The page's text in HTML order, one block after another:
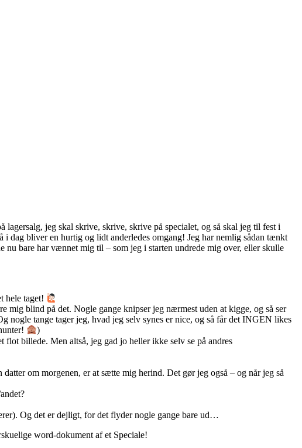
jeg skal skrive, skrive, skrive på specialet, og så skal jeg til fest i
dag bliver en hurtig og lidt anderledes omgang! Jeg har nemlig sådan tænkt
bare har vænnet mig til – som jeg i starten undrede mig over, eller skulle
hele taget!
blind på det. Nogle gange knipser jeg nærmest uden at kigge, og så ser
nogle tange tager jeg, hvad jeg selv synes er nice, og så får det INGEN likes
)
billede. Men altså, jeg gad jo heller ikke selv se på andres
om morgenen, er at sætte mig herind. Det gør jeg også – og når jeg så
Og det er dejligt, for det flyder nogle gange bare ud…
word-dokument af et Speciale!